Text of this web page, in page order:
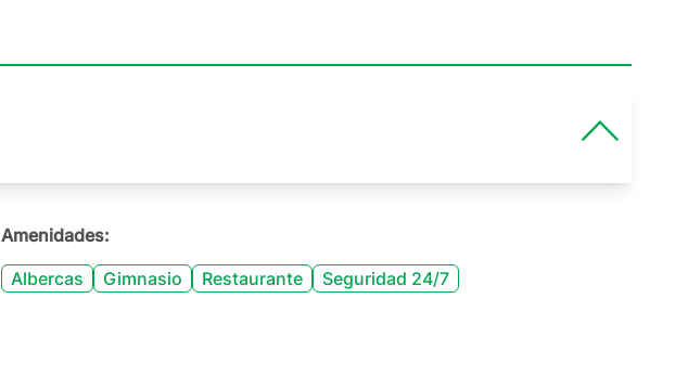
Amenidades:
Albercas
Gimnasio Restaurante Seguridad 24/7